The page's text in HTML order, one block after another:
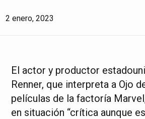
2 enero, 2023
El actor y productor
Renner, que interpreta a Ojo
películas de la factoría
en situación “crítica aunque